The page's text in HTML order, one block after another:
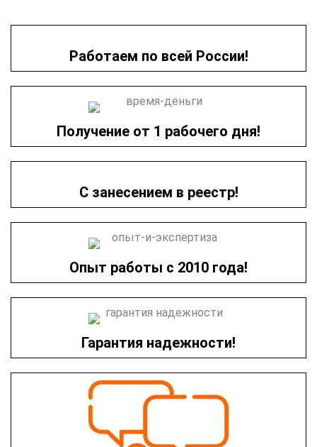
Работаем по всей России!
Получение от 1 рабочего дня!
С занесением в реестр!
Опыт работы с 2010 года!
Гарантия надежности!